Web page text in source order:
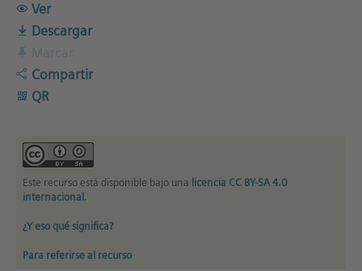
Ver
Descargar
Compartir
QR
Este recurso está disponible bajo una licencia CC BY-SA 4.0
internacional .
¿Y eso qué significa?
Para referirse al recurso